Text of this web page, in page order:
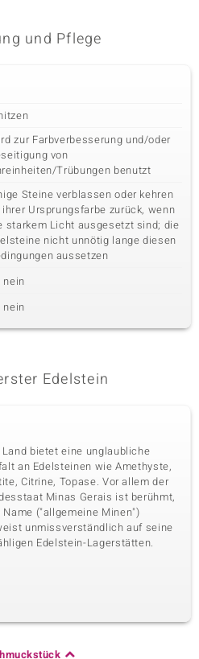
und Pflege
zur Farbverbesserung und/oder
von
Trübungen benutzt
Steine verblassen oder kehren
ihrer Ursprungsfarbe zurück, wenn
starkem Licht ausgesetzt sind; die
nicht unnötig lange diesen
aussetzen
nein
nein
Edelstein
Land bietet eine unglaubliche
an Edelsteinen wie Amethyste,
Citrine, Topase. Vor allem der
Minas Gerais ist berühmt,
("allgemeine Minen")
unmissverständlich auf seine
Edelstein-Lagerstätten.